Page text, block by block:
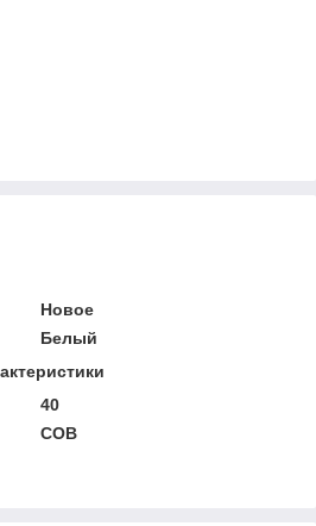
Новое
Белый
40
COB